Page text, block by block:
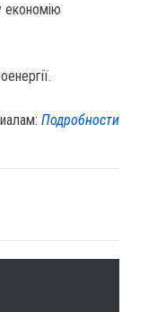
економію
Подробности